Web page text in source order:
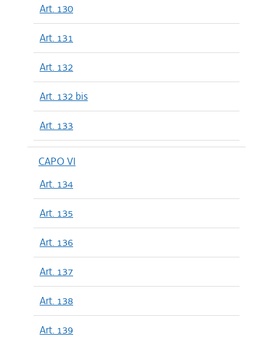
Art. 130
Art. 131
Art. 132
Art. 132 bis
Art. 133
CAPO VI
Art. 134
Art. 135
Art. 136
Art. 137
Art. 138
Art. 139